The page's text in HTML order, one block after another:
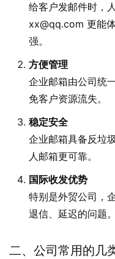
给客户发邮件时，
xx@qq.com 更能
强。
方便管理
企业邮箱由公司统
免客户资源流失。
稳定安全
企业邮箱具备反垃
人邮箱更可靠。
国际收发优势
特别是外贸公司，
退信、延迟的问题。
二、公司常用的几